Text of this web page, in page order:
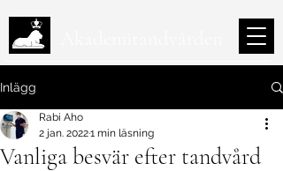
Inlägg
Vanliga besvär efter tandvård
Rabi Aho
2 jan. 20221 min läsning